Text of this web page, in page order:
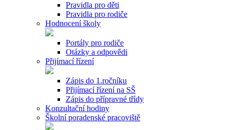
Pravidla pro děti
Pravidla pro rodiče
Hodnocení školy
Portály pro rodiče
Otázky a odpovědi
Přijímací řízení
Zápis do 1.ročníku
Přijímací řízení na SŠ
Zápis do přípravné třídy
Konzultační hodiny
Školní poradenské pracoviště